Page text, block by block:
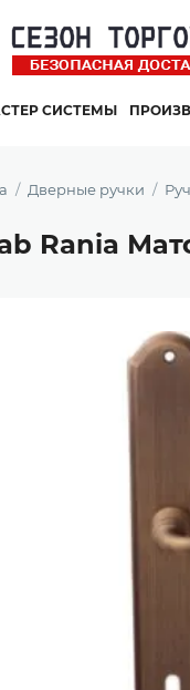
СИСТЕМЫ
Дверные ручки
Rania